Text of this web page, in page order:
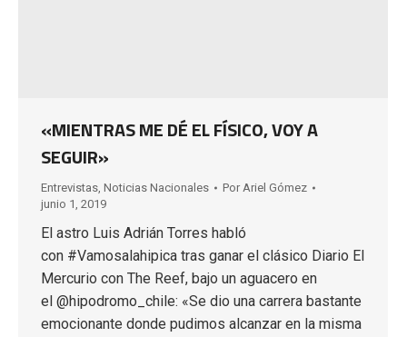
«MIENTRAS ME DÉ EL FÍSICO, VOY A
SEGUIR»
Entrevistas, Noticias Nacionales Por Ariel Gómez
junio 1, 2019
El astro Luis Adrián Torres habló
con #Vamosalahipica tras ganar el clásico Diario El
Mercurio con The Reef, bajo un aguacero en
el @hipodromo_chile: «Se dio una carrera bastante
emocionante donde pudimos alcanzar en la misma